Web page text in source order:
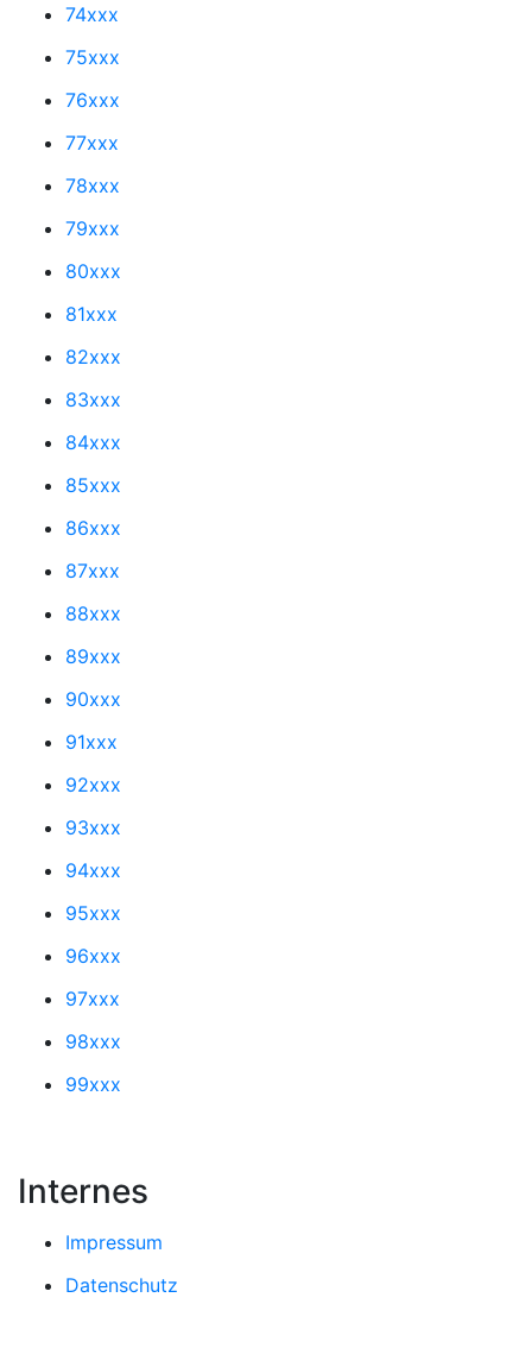
74xxx
75xxx
76xxx
77xxx
78xxx
79xxx
80xxx
81xxx
82xxx
83xxx
84xxx
85xxx
86xxx
87xxx
88xxx
89xxx
90xxx
91xxx
92xxx
93xxx
94xxx
95xxx
96xxx
97xxx
98xxx
99xxx
Internes
Impressum
Datenschutz